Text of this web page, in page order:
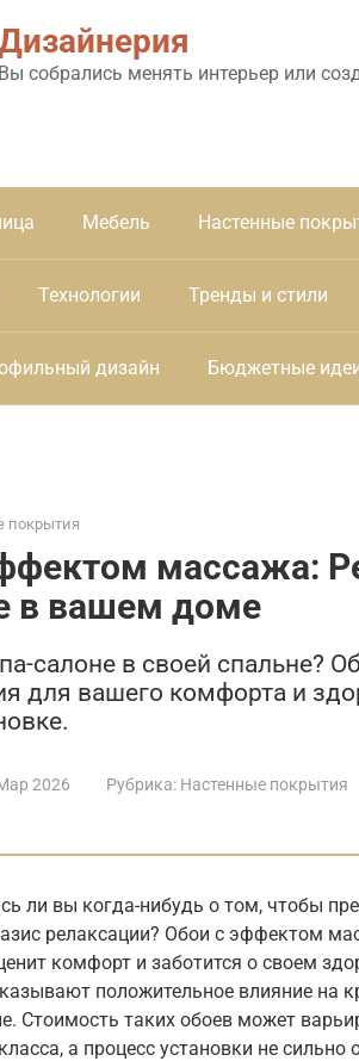
Вы собрались менять интерьер или
Мебель Настенные
Технологии Тренды и стили
дизайн Бюджетные
покрытия
массажа:
в вашем доме
салоне в своей спальне?
для вашего комфорта и
2026 Рубрика: Настенные покрытия
ли вы когда-нибудь о том, чтобы
релаксации? Обои с эффектом
комфорт и заботится о своем
положительное влияние на
Стоимость таких обоев может
а процесс установки не сильно